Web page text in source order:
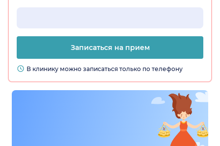
Записаться на прием
В клинику можно записаться только по телефону